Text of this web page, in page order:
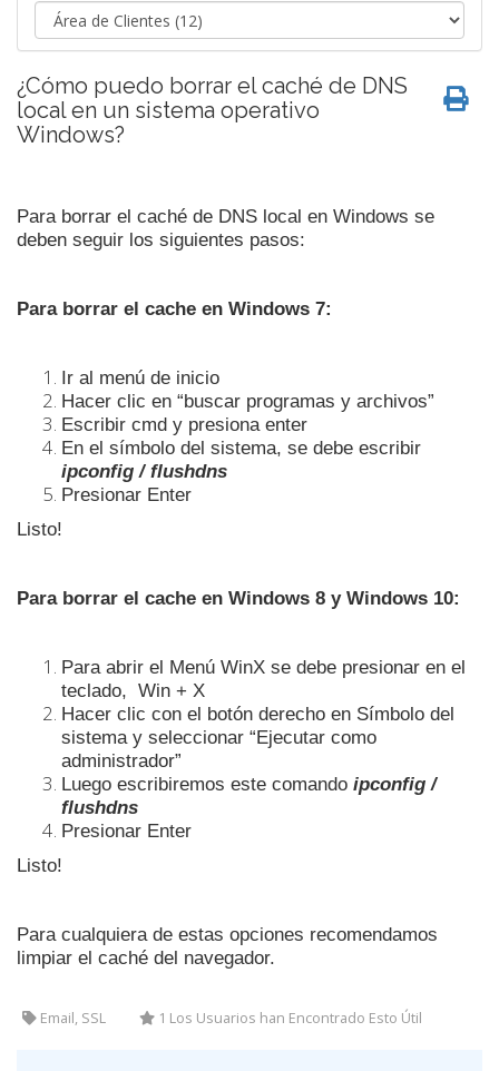
¿Cómo puedo borrar el caché de DNS
local en un sistema operativo
Windows?
Para borrar el caché de DNS local en Windows se
deben seguir los siguientes pasos:
Para borrar el cache en Windows 7:
Ir al menú de inicio
Hacer clic en “buscar programas y archivos”
Escribir cmd y presiona enter
En el símbolo del sistema, se debe escribir
ipconfig / flushdns
Presionar Enter
Listo!
Para borrar el cache en Windows 8 y Windows 10:
Para abrir el Menú WinX se debe presionar en el
teclado, Win + X
Hacer clic con el botón derecho en Símbolo del
sistema y seleccionar “Ejecutar como
administrador”
Luego escribiremos este comando ipconfig /
flushdns
Presionar Enter
Listo!
Para cualquiera de estas opciones recomendamos
limpiar el caché del navegador.
Email, SSL 1 Los Usuarios han Encontrado Esto Útil